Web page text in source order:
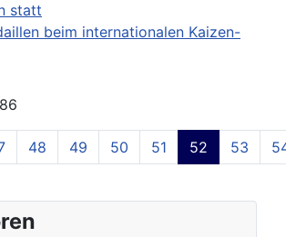
statt
beim internationalen Kaizen-
48 49 50 51 52 53